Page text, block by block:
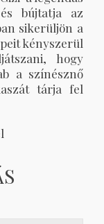
bújtatja az
sikerüljön a
kényszerül
hogy
a színésznő
tárja fel